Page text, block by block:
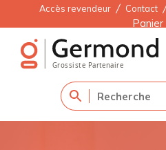
Accès revendeur Contact
Panier